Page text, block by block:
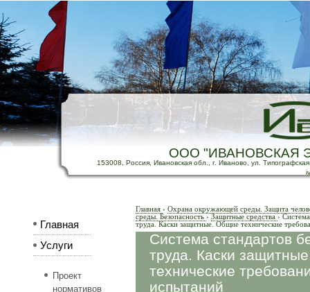
ООО "ИВАНОВСКАЯ
153008, Россия, Ивановская обл., г. Иваново, ул.
Главная
Услуги
Проект
нормативов
Главная › Охрана окружающей среды. Защита
среды. Безопасность › Защитные средства ›
труда. Каски защитные. Общие технические
Система стандартов
труда. Каски
технические
испытаний